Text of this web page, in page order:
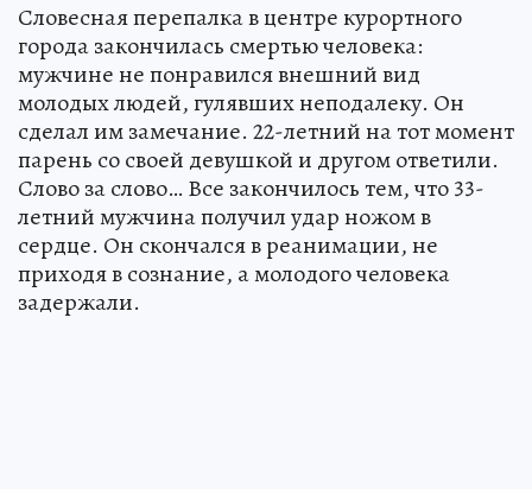
Словесная перепалка в центре курортного
города закончилась смертью человека:
мужчине не понравился внешний вид
молодых людей, гулявших неподалеку. Он
сделал им замечание. 22-летний на тот момент
парень со своей девушкой и другом ответили.
Слово за слово… Все закончилось тем, что 33-
летний мужчина получил удар ножом в
сердце. Он скончался в реанимации, не
приходя в сознание, а молодого человека
задержали.